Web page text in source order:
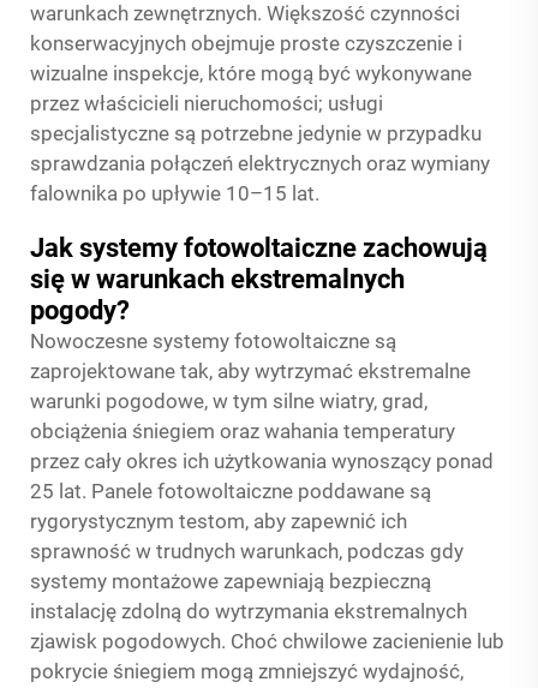
warunkach zewnętrznych. Większość czynności
konserwacyjnych obejmuje proste czyszczenie i
wizualne inspekcje, które mogą być wykonywane
przez właścicieli nieruchomości; usługi
specjalistyczne są potrzebne jedynie w przypadku
sprawdzania połączeń elektrycznych oraz wymiany
falownika po upływie 10–15 lat.
Jak systemy fotowoltaiczne zachowują
się w warunkach ekstremalnych
pogody?
Nowoczesne systemy fotowoltaiczne są
zaprojektowane tak, aby wytrzymać ekstremalne
warunki pogodowe, w tym silne wiatry, grad,
obciążenia śniegiem oraz wahania temperatury
przez cały okres ich użytkowania wynoszący ponad
25 lat. Panele fotowoltaiczne poddawane są
rygorystycznym testom, aby zapewnić ich
sprawność w trudnych warunkach, podczas gdy
systemy montażowe zapewniają bezpieczną
instalację zdolną do wytrzymania ekstremalnych
zjawisk pogodowych. Choć chwilowe zacienienie lub
pokrycie śniegiem mogą zmniejszyć wydajność,